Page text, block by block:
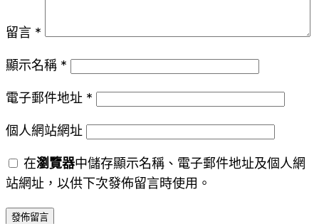
留言 *
顯示名稱 *
電子郵件地址 *
個人網站網址
在瀏覽器中儲存顯示名稱、電子郵件地址及個人網
站網址，以供下次發佈留言時使用。